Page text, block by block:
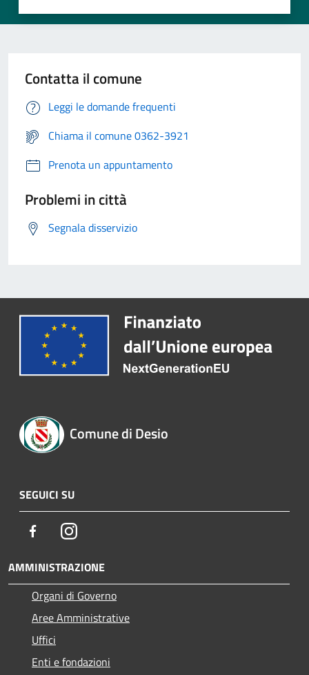
Contatta il comune
Leggi le domande frequenti
Chiama il comune 0362-3921
Prenota un appuntamento
Problemi in città
Segnala disservizio
Comune di Desio
SEGUICI SU
FacebookInstagram
AMMINISTRAZIONE
Organi di Governo
Aree Amministrative
Uffici
Enti e fondazioni